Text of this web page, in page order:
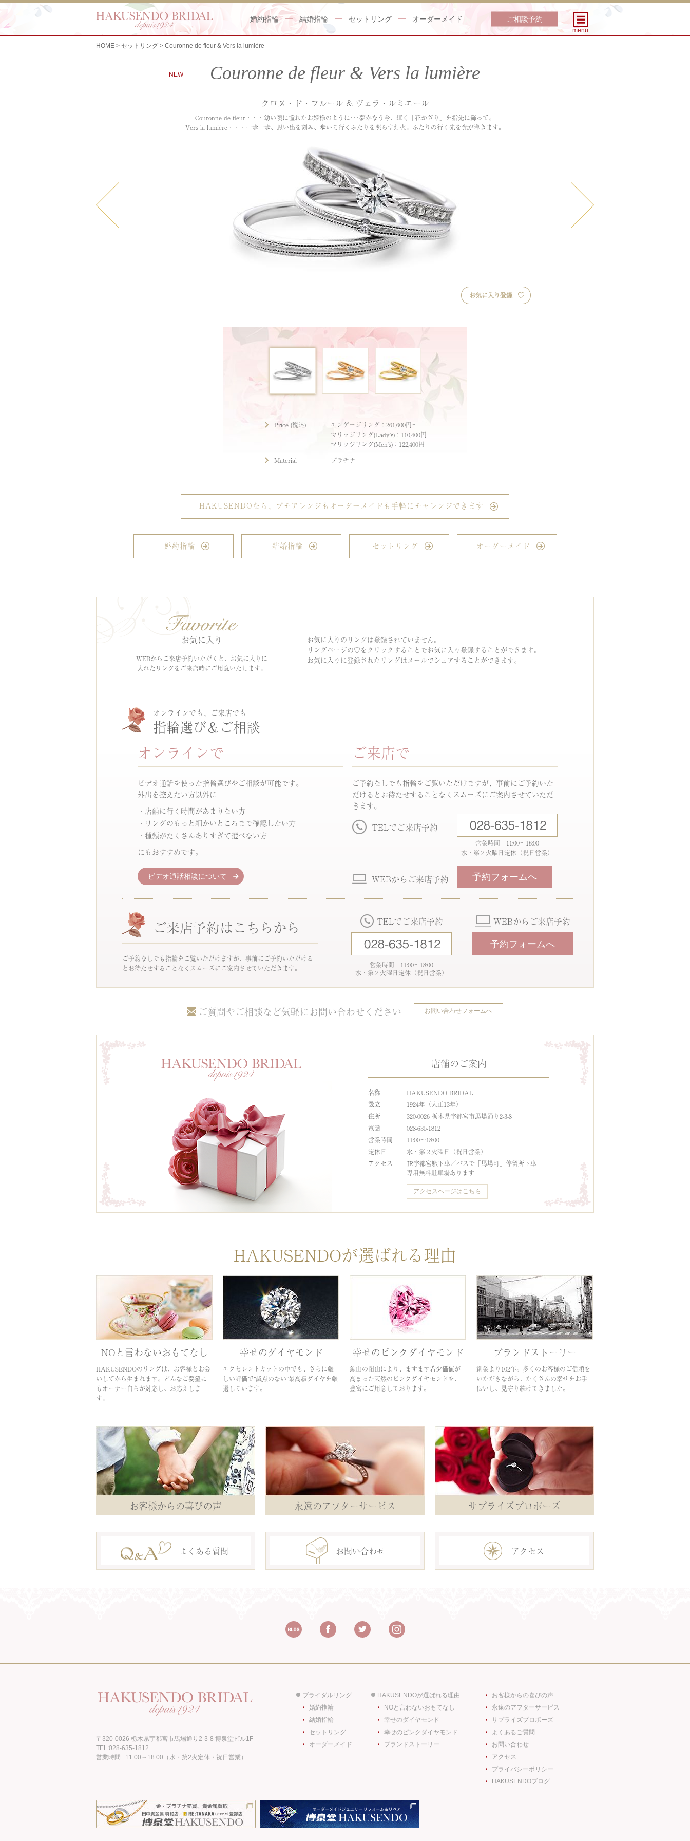
婚約指輪 結婚指輪 セットリング オーダーメイド ご相談予約
menu
HOME セットリング Couronne de fleur & Vers la lumière
Couronne de fleur & Vers la lumière
NEW
クロヌ・ド・フルール & ヴェラ・ルミエール
Couronne de fleur・・・幼い頃に憧れたお姫様のように･･･夢かなう今、輝く「花かざり」を指先に飾って。
Vers la lumière・・・一歩一歩、思い出を刻み、歩いて行くふたりを照らす灯火。ふたりの行く先を光が導きます。
お気に入り登録
Price (税込)
エンゲージリング：261,600円〜
マリッジリング(Lady’s)：110,400円
マリッジリング(Men's)：122,400円
Material
プラチナ
HAKUSENDOなら、プチアレンジもオーダーメイドも手軽にチャレンジできます
婚約指輪 結婚指輪 セットリング オーダーメイド
お気に入り
WEBからご来店予約いただくと、お気に入りに
入れたリングをご来店時にご用意いたします。
お気に入りのリングは登録されていません。
リングページの♡をクリックすることでお気に入り登録することができます。
お気に入りに登録されたリングはメールでシェアすることができます。
オンラインでも、ご来店でも
指輪選び＆ご相談
オンラインで
ビデオ通話を使った指輪選びやご相談が可能です。
外出を控えたい方以外に
店舗に行く時間があまりない方
リングのもっと細かいところまで確認したい方
種類がたくさんありすぎて選べない方
にもおすすめです。
ビデオ通話相談について
ご来店で
ご予約なしでも指輪をご覧いただけますが、事前にご予約いた
だけるとお待たせすることなくスムーズにご案内させていただ
きます。
TELでご来店予約
営業時間 11:00～18:00
水・第２火曜日定休（祝日営業）
WEBからご来店予約 予約フォームへ
ご来店予約はこちらから
ご予約なしでも指輪をご覧いただけますが、事前にご予約いただける
とお待たせすることなくスムーズにご案内させていただきます。
WEBからご来店予約
予約フォームへ
TELでご来店予約
営業時間 11:00～18:00
水・第２火曜日定休（祝日営業）
ご質問やご相談など気軽にお問い合わせください お問い合わせフォームへ
店舗のご案内
名称
HAKUSENDO BRIDAL
設立
1924年（大正13年）
住所
320-0026 栃木県宇都宮市馬場通り2-3-8
電話
028-635-1812
営業時間
11:00～18:00
定休日
水・第２火曜日（祝日営業）
アクセス
JR宇都宮駅下車／バスで「馬場町」停留所下車
専用無料駐車場あります
アクセスページはこちら
HAKUSENDOが選ばれる理由
NOと言わないおもてなし
HAKUSENDOのリングは、お客様とお会
いしてから生まれます。どんなご要望に
もオーナー自らが対応し、お応えしま
す。
幸せのダイヤモンド
エクセレントカットの中でも、さらに厳
しい評価で“減点のない”最高級ダイヤを厳
選しています。
幸せのピンクダイヤモンド
鉱山の閉山により、ますます希少価値が
高まった天然のピンクダイヤモンドを、
豊富にご用意しております。
ブランドストーリー
創業より102年。多くのお客様のご信頼を
いただきながら、たくさんの幸せをお手
伝いし、見守り続けてきました。
お客様からの喜びの声 永遠のアフターサービス サプライズプロポーズ
よくある質問 お問い合わせ アクセス
〒320-0026 栃木県宇都宮市馬場通り2-3-8 博泉堂ビル1F
TEL:028-635-1812
営業時間 : 11:00～18:00（水・第2火定休・祝日営業）
ブライダルリング
婚約指輪
結婚指輪
セットリング
オーダーメイド
HAKUSENDOが選ばれる理由
NOと言わないおもてなし
幸せのダイヤモンド
幸せのピンクダイヤモンド
ブランドストーリー
お客様からの喜びの声
永遠のアフターサービス
サプライズプロポーズ
よくあるご質問
お問い合わせ
アクセス
プライバシーポリシー
HAKUSENDOブログ